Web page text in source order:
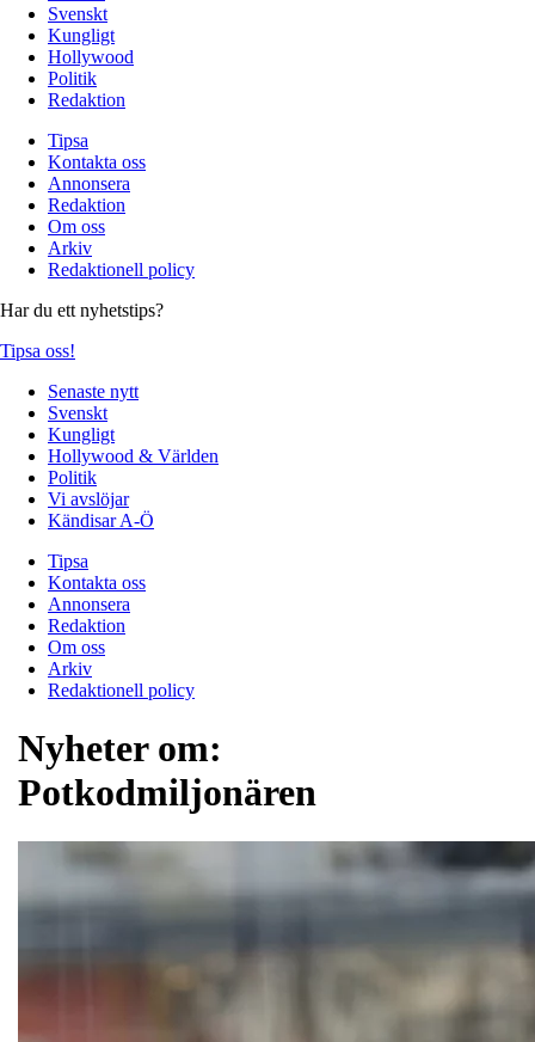
Svenskt
Kungligt
Hollywood
Politik
Redaktion
Tipsa
Kontakta oss
Annonsera
Redaktion
Om oss
Arkiv
Redaktionell policy
Har du ett nyhetstips?
Tipsa oss!
Senaste nytt
Svenskt
Kungligt
Hollywood & Världen
Politik
Vi avslöjar
Kändisar A-Ö
Tipsa
Kontakta oss
Annonsera
Redaktion
Om oss
Arkiv
Redaktionell policy
Nyheter om:
Potkodmiljonären